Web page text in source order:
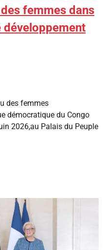
femmes dans
développement
des femmes
démocratique du Congo
2026,au Palais du Peuple